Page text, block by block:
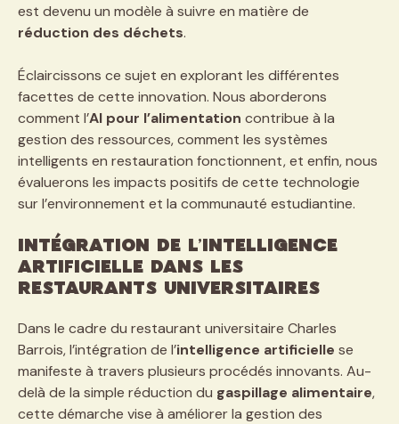
est devenu un modèle à suivre en matière de
réduction des déchets.
Éclaircissons ce sujet en explorant les différentes
facettes de cette innovation. Nous aborderons
comment l’AI pour l’alimentation contribue à la
gestion des ressources, comment les systèmes
intelligents en restauration fonctionnent, et enfin, nous
évaluerons les impacts positifs de cette technologie
sur l’environnement et la communauté estudiantine.
Intégration de l’intelligence
artificielle dans les
restaurants universitaires
Dans le cadre du restaurant universitaire Charles
Barrois, l’intégration de l’intelligence artificielle se
manifeste à travers plusieurs procédés innovants. Au-
delà de la simple réduction du gaspillage alimentaire,
cette démarche vise à améliorer la gestion des